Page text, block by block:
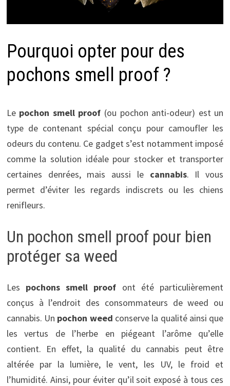
Pourquoi opter pour des
pochons smell proof ?
Le pochon smell proof (ou pochon anti-odeur) est un
type de contenant spécial conçu pour camoufler les
odeurs du contenu. Ce gadget s’est notamment imposé
comme la solution idéale pour stocker et transporter
certaines denrées, mais aussi le cannabis. Il vous
permet d’éviter les regards indiscrets ou les chiens
renifleurs.
Un pochon smell proof pour bien
protéger sa weed
Les pochons smell proof ont été particulièrement
conçus à l’endroit des consommateurs de weed ou
cannabis. Un pochon weed conserve la qualité ainsi que
les vertus de l’herbe en piégeant l’arôme qu’elle
contient. En effet, la qualité du cannabis peut être
altérée par la lumière, le vent, les UV, le froid et
l’humidité. Ainsi, pour éviter qu’il soit exposé à tous ces